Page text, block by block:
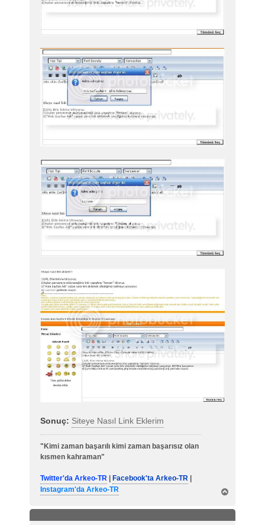
Sonuç: Siteye Nasıl Link Eklerim
"Kimi zaman başarılı kimi zaman başarısız olan
kısmen kahraman"
Twitter'da Arkeo-TR | Facebook'ta Arkeo-TR |
Instagram'da Arkeo-TR
ş
a